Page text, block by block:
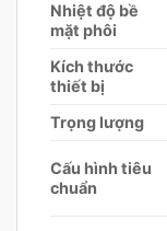
Nhiệt độ bề
mặt phôi
Kích thước
thiết bị
Trọng lượng
Cấu hình tiêu
chuẩn